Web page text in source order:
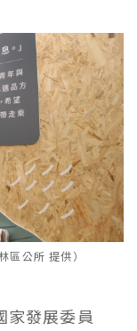
區公所 提供）
家發展委員